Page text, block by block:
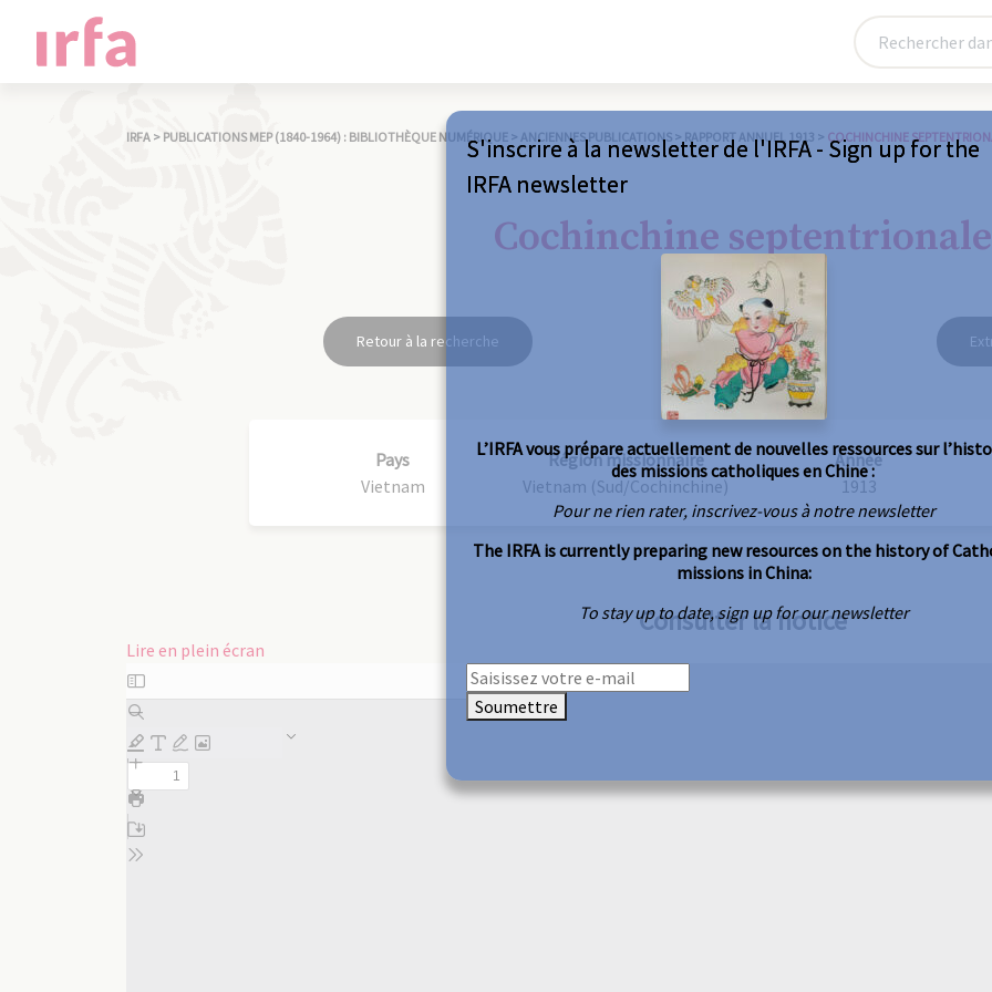
IRFA > PUBLICATIONS MEP (1840-1964) : BIBLIOTHÈQUE NUMÉRIQUE > ANCIENNES PUBLICATIONS > RAPPORT ANNUEL 1913 > COCHINCHINE
Cochinchine septentrionale
Retour à la recherche
Pays
Vietnam
Région missionnaire
Vietnam (Sud/Cochinchine)
Année
1913
Consulter la notice
Lire en plein écran
Aller
au
contenu
PDF
S'inscrire à la newsletter de l'IRFA - Sign up for the
IRFA newsletter
L’IRFA vous prépare actuellement de nouvelles ressources sur
des missions catholiques en Chine :
Pour ne rien rater, inscrivez-vous à notre newsletter
The IRFA is currently preparing new resources on the history of
missions in China:
To stay up to date, sign up for our newsletter
Soumettre